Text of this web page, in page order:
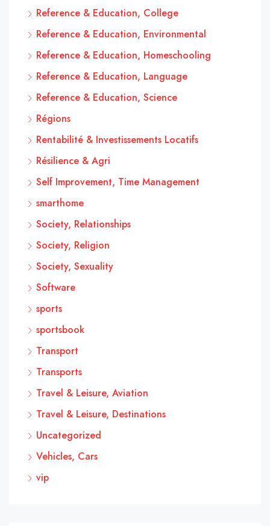
Reference & Education, College
Reference & Education, Environmental
Reference & Education, Homeschooling
Reference & Education, Language
Reference & Education, Science
Régions
Rentabilité & Investissements Locatifs
Résilience & Agri
Self Improvement, Time Management
smarthome
Society, Relationships
Society, Religion
Society, Sexuality
Software
sports
sportsbook
Transport
Transports
Travel & Leisure, Aviation
Travel & Leisure, Destinations
Uncategorized
Vehicles, Cars
vip